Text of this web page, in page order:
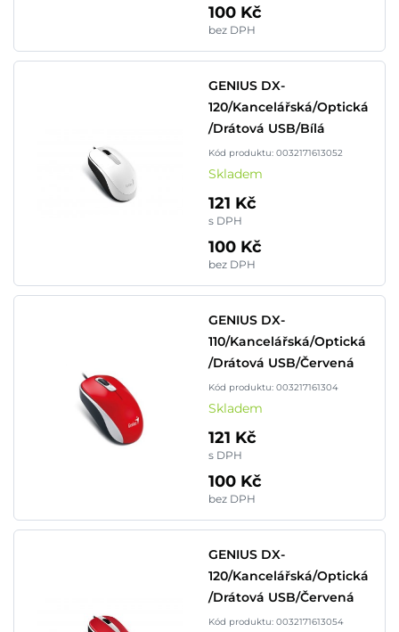
100 Kč
bez DPH
GENIUS DX-
120/Kancelářská/Optická
/Drátová USB/Bílá
Kód produktu: 0032171613052
Skladem
121 Kč
s DPH
100 Kč
bez DPH
GENIUS DX-
110/Kancelářská/Optická
/Drátová USB/Červená
Kód produktu: 003217161304
Skladem
121 Kč
s DPH
100 Kč
bez DPH
GENIUS DX-
120/Kancelářská/Optická
/Drátová USB/Červená
Kód produktu: 0032171613054